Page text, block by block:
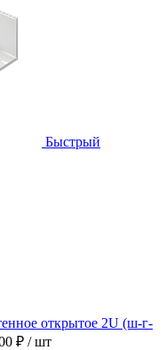
Быстрый
открытое 2U (ш-г-
₽ / шт